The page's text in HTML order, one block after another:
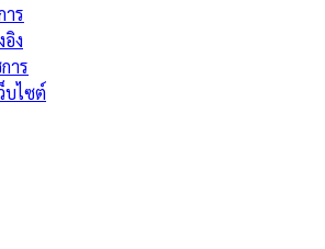
ร
ง
าร
บไซต์